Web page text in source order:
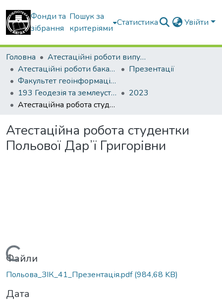
Фонди та
зібрання
Пошук за
критеріями
Статистика Увійти
Головна
Атестаційні роботи випускників
Атестаційні роботи бакалаврів
Презентації
Факультет геоінформаційних систем та управління територіями
193 Геодезія та землеустрій. Землеустрій і кадастр
2023
Атестаційна робота студентки Польової Дарʼї Григорівни
Атестаційна робота студентки
Польової Дарʼї Григорівни
Вантажиться...
Файли
Польова_ЗІК_41_Презентація.pdf(984,68 KB)
Дата